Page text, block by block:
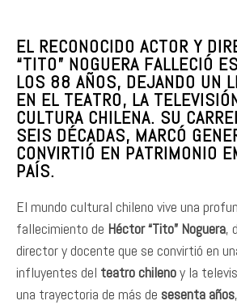
EL RECONOCIDO ACTOR Y
“TITO” NOGUERA FALLECIÓ
LOS 88 AÑOS, DEJANDO UN
EN EL TEATRO, LA
CULTURA CHILENA. SU
SEIS DÉCADAS, MARCÓ
CONVIRTIÓ EN PATRIMONIO
PAÍS.
El mundo cultural chileno vive una
fallecimiento de Héctor “Tito” Noguera,
director y docente que se convirtió en
influyentes del teatro chilenoy la
una trayectoria de más de sesenta años